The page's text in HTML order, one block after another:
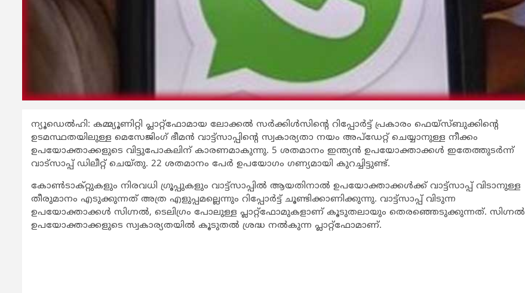
ന്യൂഡെല്‍ഹി: കമ്മ്യൂണിറ്റി പ്ലാറ്റ്ഫോമായ ലോക്കല്‍ സര്‍ക്കിള്‍സിന്റെ റിപ്പോര്‍ട്ട് പ്രകാരം ഫെയ്സ്ബുക്കിന്റെ
ഉടമസ്ഥതയിലുള്ള മെസേജിംഗ് ഭീമന്‍ വാട്ട്‌സാപ്പിന്റെ സ്വകാര്യതാ നയം അപ്ഡേറ്റ് ചെയ്യാനുള്ള നീക്കം
ഉപയോക്താക്കളുടെ വിട്ടുപോകലിന് കാരണമാകുന്നു. 5 ശതമാനം ഇന്ത്യന്‍ ഉപയോക്താക്കള്‍ ഇതേത്തുടര്‍ന്ന്
വാട്സാപ്പ് ഡിലീറ്റ് ചെയ്തു. 22 ശതമാനം പേര്‍ ഉപയോഗം ഗണ്യമായി കുറച്ചിട്ടുണ്ട്.
കോണ്‍ടാക്റ്റുകളും നിരവധി ഗ്രൂപ്പുകളും വാട്ട്‌സാപ്പില്‍ ആയതിനാല്‍ ഉപയോക്താക്കള്‍ക്ക് വാട്ട്‌സാപ്പ് വിടാനുള്ള
തീരുമാനം എടുക്കുന്നത് അത്ര എളുപ്പമല്ലെന്നും റിപ്പോര്‍ട്ട് ചൂണ്ടിക്കാണിക്കുന്നു. വാട്ട്‌സാപ്പ് വിടുന്ന
ഉപയോക്താക്കള്‍ സിഗ്നല്‍, ടെലിഗ്രം പോലുള്ള പ്ലാറ്റ്‌ഫോമുകളാണ് കൂടുതലായും തെരഞ്ഞെടുക്കുന്നത്. സിഗ്നല്‍
ഉപയോക്താക്കളുടെ സ്വകാര്യതയില്‍ കൂടുതല്‍ ശ്രദ്ധ നല്‍കുന്ന പ്ലാറ്റ്‌ഫോമാണ്.